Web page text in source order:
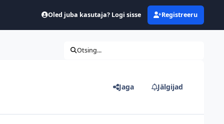
Oled juba kasutaja? Logi sisse Registreeru
Otsing...
Jaga Jälgijad